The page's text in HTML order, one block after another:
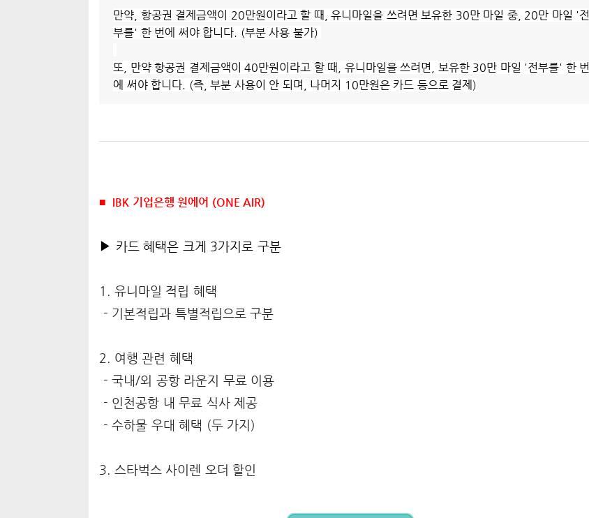
만약, 항공권 결제금액이 20만원이라고 할 때, 유니마일을 쓰려면 보유한 30만 마일 중, 20만 마일 '전
부를' 한 번에 써야 합니다. (부분사용 불가)
또, 만약 항공권 결제금액이 40만원이라고 할 때, 유니마일을 쓰려면, 보유한 30만 마일 '전부를' 한 번
에 써야 합니다. (즉, 부분 사용이 안 되며, 나머지 10만원은 카드 등으로 결제)
■ IBK 기업은행 원에어 (ONE AIR)
▶ 카드 혜택은 크게 3가지로 구분
1. 유니마일 적립 혜택
- 기본적립과 특별적립으로 구분
2. 여행 관련 혜택
- 국내/외 공항 라운지 무료 이용
- 인천공항 내 무료 식사 제공
- 수하물 우대 혜택 (두 가지)
3. 스타벅스 사이렌 오더 할인